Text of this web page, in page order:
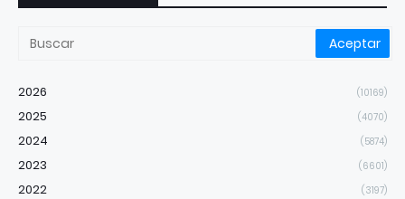
2026 (10169)
2025 (4070)
2024 (5874)
2023 (6601)
2022 (3197)